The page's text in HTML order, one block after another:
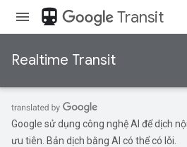
directions_transit Transit
Realtime Transit
Google sử dụng công nghệ AI để dịch
ưu tiên. Bản dịch bằng AI có thể có lỗi.